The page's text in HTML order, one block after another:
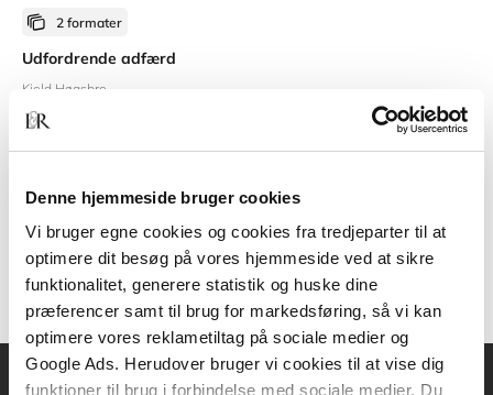
Denne hjemmeside bruger cookies
Vi bruger egne cookies og cookies fra tredjeparter til at
optimere dit besøg på vores hjemmeside ved at sikre
funktionalitet, generere statistik og huske dine
præferencer samt til brug for markedsføring, så vi kan
optimere vores reklametiltag på sociale medier og
Google Ads. Herudover bruger vi cookies til at vise dig
funktioner til brug i forbindelse med sociale medier. Du
2 formater
Udfordrende adfærd
Kjeld Høgsbro
179,95 KR.